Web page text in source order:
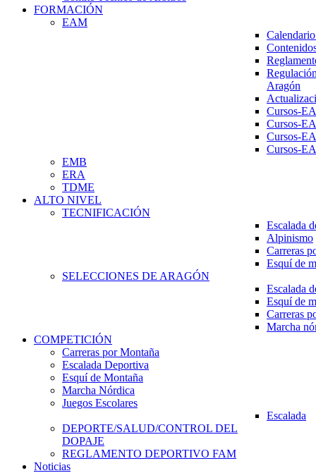
FORMACIÓN
EAM
Aragón
Cursos-
Cursos-
Cursos-
Cursos-
EMB
ERA
TDME
ALTO NIVEL
TECNIFICACIÓN
Escalada
Alpinismo
Carreras
Esquí de
SELECCIONES DE ARAGÓN
Escalada
Esquí de
Carreras
Marcha
COMPETICIÓN
Carreras por Montaña
Escalada Deportiva
Esquí de Montaña
Marcha Nórdica
Juegos Escolares
Escalada
DEPORTE/SALUD/CONTROL DEL
DOPAJE
REGLAMENTO DEPORTIVO FAM
Noticias